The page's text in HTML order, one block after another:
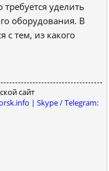
требуется уделить
оборудования. В
с тем, из какого
сайт
| Skype / Telegram: